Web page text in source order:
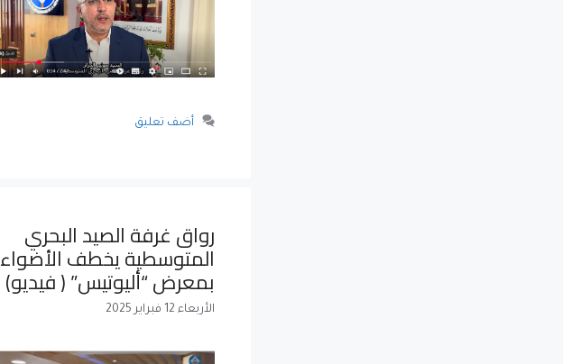
أضف تعليق
رواق غرفة الصيد البحري
المتوسطية يخطف الأضواء
بمعرض “أليوتيس” ( فيديو)
الأربعاء 12 فبراير 2025